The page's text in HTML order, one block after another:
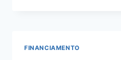
FINANCIAMENTO